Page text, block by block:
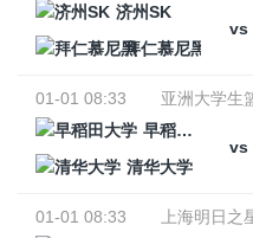
济州SK
vs
拜仁慕尼黑
01-01 08:33
亚洲大学生
早稻田大学
vs
清华大学
01-01 08:33
上海明日之